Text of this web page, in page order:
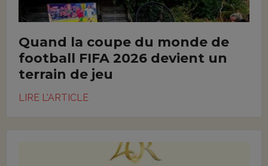
Quand la coupe du monde de
football FIFA 2026 devient un
terrain de jeu
LIRE L'ARTICLE